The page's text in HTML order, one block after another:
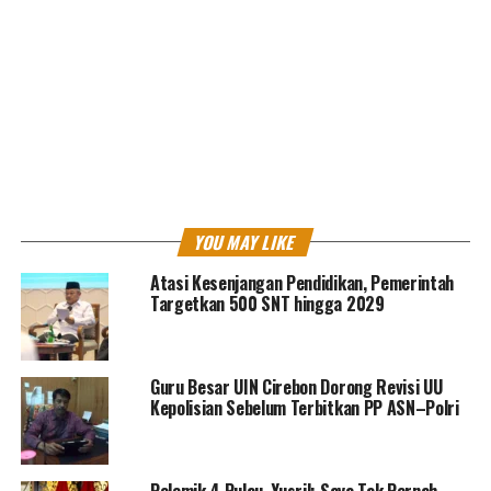
Ketua Umum Brigade 08 Zecky Alatas menanggapi
polemik tersebut dengan menyatakan bahwa isi video
tersebut benar tapi publik harus memahaminya bahwa
itu adalah video lawas tahun 2019 lalu.
YOU MAY LIKE
Atasi Kesenjangan Pendidikan, Pemerintah
Targetkan 500 SNT hingga 2029
Guru Besar UIN Cirebon Dorong Revisi UU
Kepolisian Sebelum Terbitkan PP ASN–Polri